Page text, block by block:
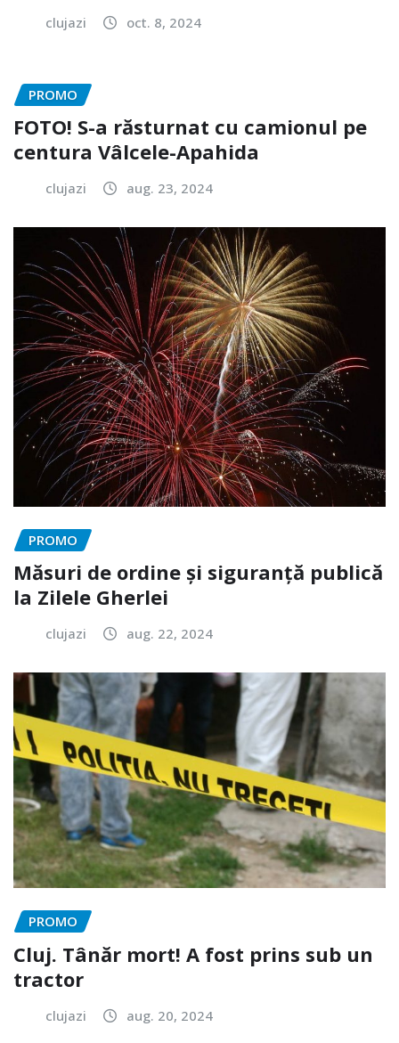
clujazi oct. 8, 2024
PROMO
FOTO! S-a răsturnat cu camionul pe
centura Vâlcele-Apahida
clujazi aug. 23, 2024
PROMO
Măsuri de ordine și siguranță publică
la Zilele Gherlei
clujazi aug. 22, 2024
PROMO
Cluj. Tânăr mort! A fost prins sub un
tractor
clujazi aug. 20, 2024